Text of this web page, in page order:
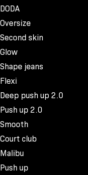
DODA
Oversize
Second skin
Glow
Shape jeans
Flexi
Deep push up 2.0
Push up 2.0
Smooth
Court club
Malibu
Push up